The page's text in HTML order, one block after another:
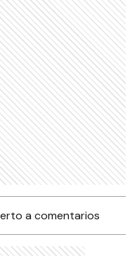
a comentarios